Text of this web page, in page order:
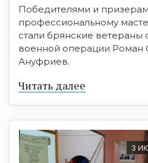
Победителями и
профессиональному
стали брянские ветераны
военной операции Роман
Ануфриев.
Читать далее
3